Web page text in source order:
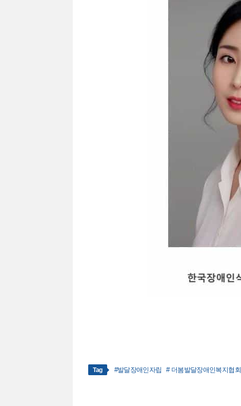
Tag #발달장애인자립 # 더봄발달장애인복지협회